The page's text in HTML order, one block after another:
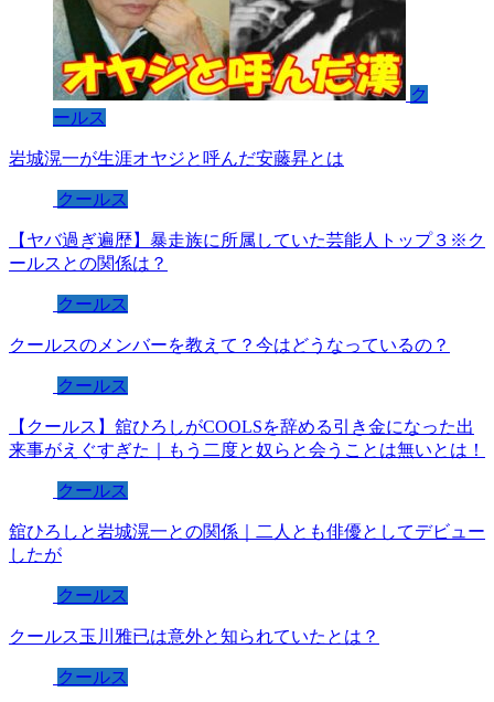
ク
ールス
岩城滉一が生涯オヤジと呼んだ安藤昇とは
クールス
【ヤバ過ぎ遍歴】暴走族に所属していた芸能人トップ３※ク
ールスとの関係は？
クールス
クールスのメンバーを教えて？今はどうなっているの？
クールス
【クールス】舘ひろしがCOOLSを辞める引き金になった出
来事がえぐすぎた｜もう二度と奴らと会うことは無いとは！
クールス
舘ひろしと岩城滉一との関係｜二人とも俳優としてデビュー
したが
クールス
クールス玉川雅已は意外と知られていたとは？
クールス